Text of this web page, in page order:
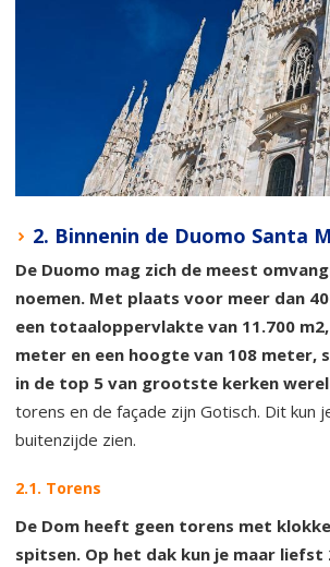
2. Binnenin de Duomo Santa
De Duomo mag zich de meest
noemen. Met plaats voor meer dan
een totaaloppervlakte van 11.700
meter en een hoogte van 108 meter,
in de top 5 van grootste kerken
torens en de façade zijn Gotisch. Dit kun
buitenzijde zien.
2.1. Torens
De Dom heeft geen torens met
spitsen. Op het dak kun je maar liefst